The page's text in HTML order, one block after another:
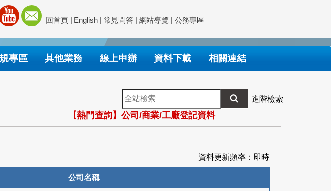
回首頁 | English | 常見問答 | 網站導覽 | 公務專區
專區 其他業務 線上申辦 資料下載 相關連結
全
站
檢
索
進階檢索
【熱門查詢】公司/商業/工廠登記資料
資料更新頻率：即時
公司名稱